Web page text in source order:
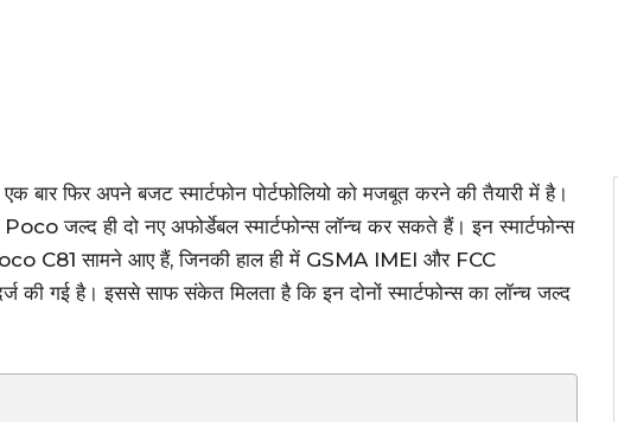
बार फिर अपने बजट स्मार्टफोन पोर्टफोलियो को मजबूत करने की तैयारी में है।
जल्द ही दो नए अफोर्डेबल स्मार्टफोन्स लॉन्च कर सकते हैं। इन स्मार्टफोन्स
C81 सामने आए हैं, जिनकी हाल ही में GSMA IMEI और FCC
की गई है। इससे साफ संकेत मिलता है कि इन दोनों स्मार्टफोन्स का लॉन्च जल्द